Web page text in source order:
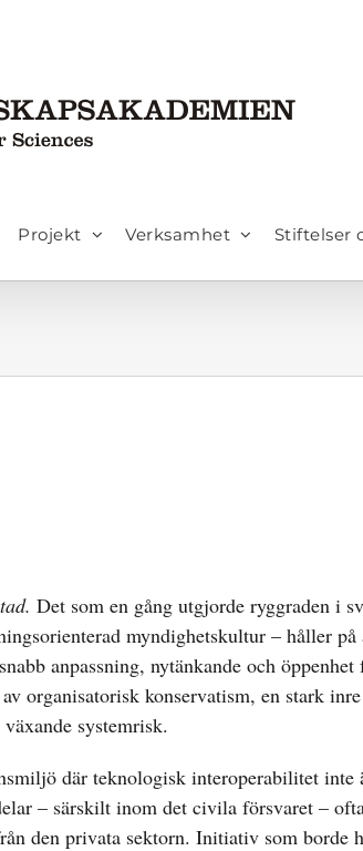
Projekt Verksamhet Stiftelser
Det som en gång utgjorde ryggraden i
myndighetskultur – håller
anpassning, nytänkande och
organisatorisk konservatism, en stark
systemrisk.
där teknologisk interoperabilitet inte
– särskilt inom det civila försvaret –
den privata sektorn. Initiativ som borde